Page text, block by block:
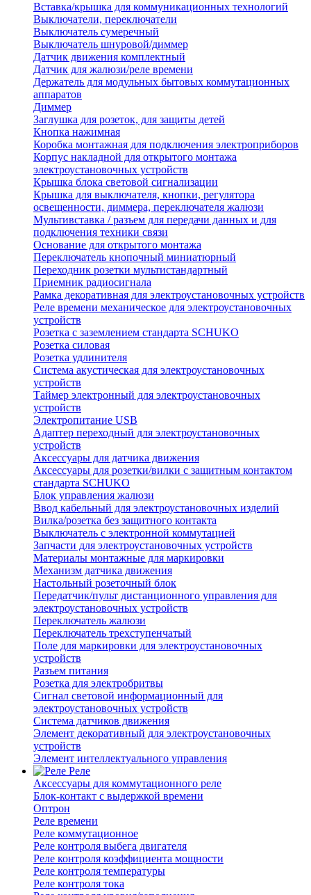
Вставка/крышка для коммуникационных технологий
Выключатели, переключатели
Выключатель сумеречный
Выключатель шнуровой/диммер
Датчик движения комплектный
Датчик для жалюзи/реле времени
Держатель для модульных бытовых коммутационных
аппаратов
Диммер
Заглушка для розеток, для защиты детей
Кнопка нажимная
Коробка монтажная для подключения электроприборов
Корпус накладной для открытого монтажа
электроустановочных устройств
Крышка блока световой сигнализации
Крышка для выключателя, кнопки, регулятора
освещенности, диммера, переключателя жалюзи
Мультивставка / разъем для передачи данных и для
подключения техники связи
Основание для открытого монтажа
Переключатель кнопочный миниатюрный
Переходник розетки мультистандартный
Приемник радиосигнала
Рамка декоративная для электроустановочных устройств
Реле времени механическое для электроустановочных
устройств
Розетка с заземлением стандарта SCHUKO
Розетка силовая
Розетка удлинителя
Система акустическая для электроустановочных
устройств
Таймер электронный для электроустановочных
устройств
Электропитание USB
Адаптер переходный для электроустановочных
устройств
Аксессуары для датчика движения
Аксессуары для розетки/вилки с защитным контактом
стандарта SCHUKO
Блок управления жалюзи
Ввод кабельный для электроустановочных изделий
Вилка/розетка без защитного контакта
Выключатель с электронной коммутацией
Запчасти для электроустановочных устройств
Материалы монтажные для маркировки
Механизм датчика движения
Настольный розеточный блок
Передатчик/пульт дистанционного управления для
электроустановочных устройств
Переключатель жалюзи
Переключатель трехступенчатый
Поле для маркировки для электроустановочных
устройств
Разъем питания
Розетка для электробритвы
Сигнал световой информационный для
электроустановочных устройств
Система датчиков движения
Элемент декоративный для электроустановочных
устройств
Элемент интеллектуального управления
Реле
Аксессуары для коммутационного реле
Блок-контакт с выдержкой времени
Оптрон
Реле времени
Реле коммутационное
Реле контроля выбега двигателя
Реле контроля коэффициента мощности
Реле контроля температуры
Реле контроля тока